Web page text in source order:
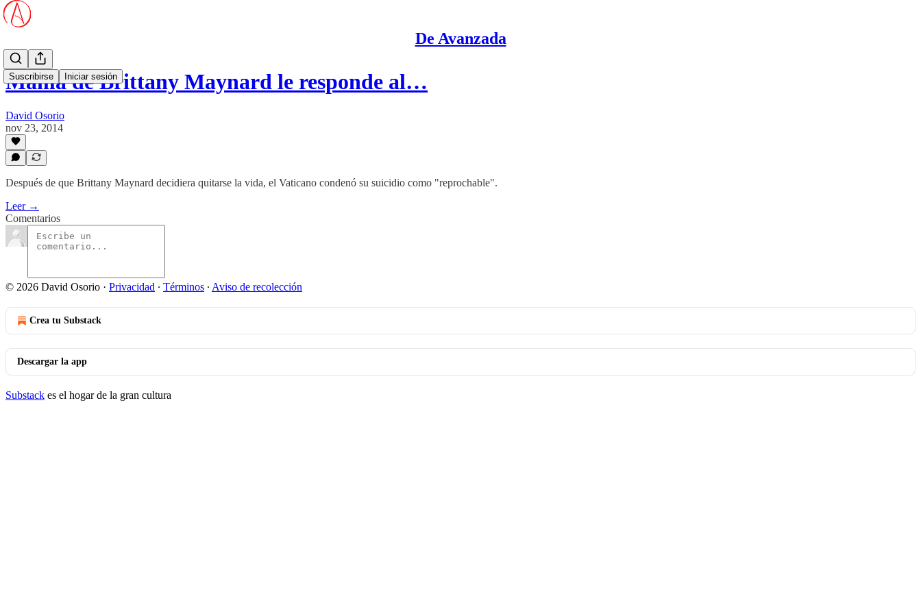
De Avanzada
Suscribirse Iniciar sesión
Mamá de Brittany Maynard le responde al…
David Osorio
nov 23, 2014
Después de que Brittany Maynard decidiera quitarse la vida, el Vaticano condenó su suicidio como "reprochable".
Leer →
Comentarios
© 2026 David Osorio · Privacidad ∙ Términos ∙ Aviso de recolección
Crea tu Substack
Descargar la app
Substack es el hogar de la gran cultura